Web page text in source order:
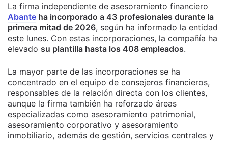
La firma independiente de asesoramiento financiero
Abante ha incorporado a 43 profesionales durante la
primera mitad de 2026, según ha informado la entidad
este lunes. Con estas incorporaciones, la compañía ha
elevado su plantilla hasta los 408 empleados.
La mayor parte de las incorporaciones se ha
concentrado en el equipo de consejeros financieros,
responsables de la relación directa con los clientes,
aunque la firma también ha reforzado áreas
especializadas como asesoramiento patrimonial,
asesoramiento corporativo y asesoramiento
inmobiliario, además de gestión, servicios centrales y